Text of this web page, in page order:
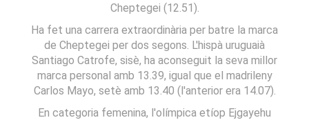
Cheptegei (12.51).
Ha fet una carrera extraordinària per batre la marca
de Cheptegei per dos segons. L'hispà uruguaià
Santiago Catrofe, sisè, ha aconseguit la seva millor
marca personal amb 13.39, igual que el madrileny
Carlos Mayo, setè amb 13.40 (l'anterior era 14.07).
En categoria femenina, l'olímpica etíop Ejgayehu